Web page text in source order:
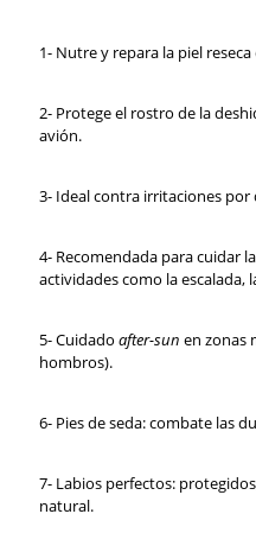
1- Nutre y repara la piel
2- Protege el rostro de la
avión.
3- Ideal contra irritaciones
4- Recomendada para cuidar
actividades como la escalada,
5- Cuidadoafter-sun en zonas
hombros).
6- Pies de seda: combate las
7- Labios perfectos:
natural.